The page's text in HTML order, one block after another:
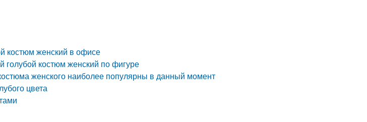
костюм женский в офисе
голубой костюм женский по фигуре
женского наиболее популярны в данный момент
цвета